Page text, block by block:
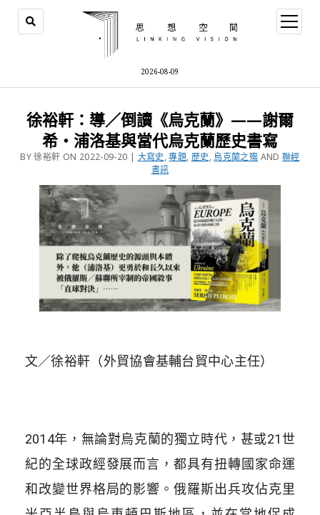
2026-08-09
徐裕軒：導／倒讀《烏克蘭》——謝爾
希・浦洛基與當代烏克蘭歷史書寫
BY 徐裕軒 ON 2022-09-20 | 大寫史,專題, 歷史, 烏克蘭之殤 AND 聯經
書訊
文／徐裕軒（外貿協會基輔台貿中心主任）
2014年，無論對烏克蘭的獨立時代，甚或21世
紀的全球政經發展而言，都具有扭轉國家命運
和改變世界格局的影響。俄羅斯出兵攻佔克里